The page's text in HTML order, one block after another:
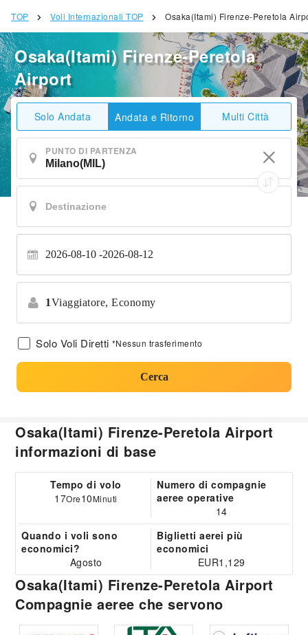
TOP Voli Internazionali TOP Osaka(Itami) Firenze-Peretola
Osaka(Itami) Firenze-Peretola
Airport
Solo Andata Andata e Ritorno Multi Città
PUNTO DI PARTENZA
2026-08-10 2026-08-12
1Viaggiatore, Economy
Solo Voli Diretti *Nessun trasferimento
Cerca
Osaka(Itami) Firenze-Peretola Airport
informazioni di base
Tempo di volo
17Ore10Minuti
Numero di compagnie
aeree operative
14
Quando i voli sono
economici?
Agosto
Biglietti aerei più
economici
EUR1,129
Osaka(Itami) Firenze-Peretola Airport
Compagnie aeree che servono